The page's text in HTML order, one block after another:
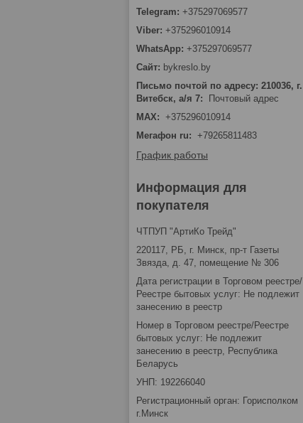
+375297069577
+375296010914
+375297069577
bykreslo.by
Письмо почтой по адресу: 210036, г.
Витебск, а/я 7
Почтовый адрес
MAX
+375296010914
Мегафон ru
+79265811483
График работы
Информация для
покупателя
ЧТПУП "АртиКо Трейд"
220117, РБ, г. Минск, пр-т Газеты
Звязда, д. 47, помещение № 306
Дата регистрации в Торговом реестре/
Реестре бытовых услуг: Не подлежит
занесению в реестр
Номер в Торговом реестре/Реестре
бытовых услуг: Не подлежит
занесению в реестр, Республика
Беларусь
УНП: 192266040
Регистрационный орган: Горисполком
г.Минск